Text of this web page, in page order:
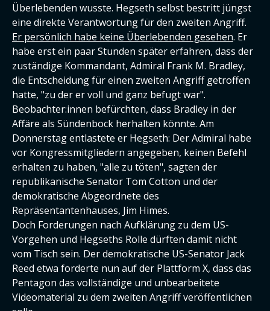
Überlebenden wusste. Hegseth selbst bestritt jüngst
eine direkte Verantwortung für den zweiten Angriff.
Er persönlich habe keine Überlebenden gesehen. Er
habe erst ein paar Stunden später erfahren, dass der
zuständige Kommandant, Admiral Frank M. Bradley,
die Entscheidung für einen zweiten Angriff getroffen
hatte, "zu der er voll und ganz befugt war".
Beobachter:innen befürchten, dass Bradley in der
Affäre als Sündenbock herhalten könnte. Am
Donnerstag entlastete er Hegseth: Der Admiral habe
vor Kongressmitgliedern angegeben, keinen Befehl
erhalten zu haben, "alle zu töten", sagten der
republikanische Senator Tom Cotton und der
demokratische Abgeordnete des
Repräsentantenhauses, Jim Himes.
Doch Forderungen nach Aufklärung zu dem US-
Vorgehen und Hegseths Rolle dürften damit nicht
vom Tisch sein. Der demokratische US-Senator Jack
Reed etwa forderte nun auf der Plattform X, dass das
Pentagon das vollständige und unbearbeitete
Videomaterial zu dem zweiten Angriff veröffentlichen